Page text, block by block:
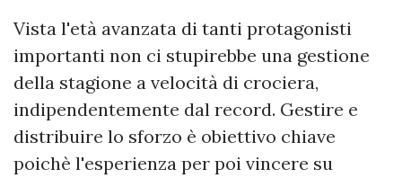
Vista l'età avanzata di tanti protagonisti
importanti non ci stupirebbe una gestione
della stagione a velocità di crociera,
indipendentemente dal record. Gestire e
distribuire lo sforzo è obiettivo chiave
poichè l'esperienza per poi vincere su